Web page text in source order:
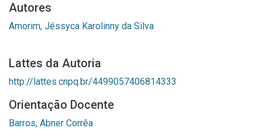
Autores
Amorim, Jéssyca Karolinny da Silva
Lattes da Autoria
http://lattes.cnpq.br/4499057406814333
Orientação Docente
Barros, Abner Corrêa